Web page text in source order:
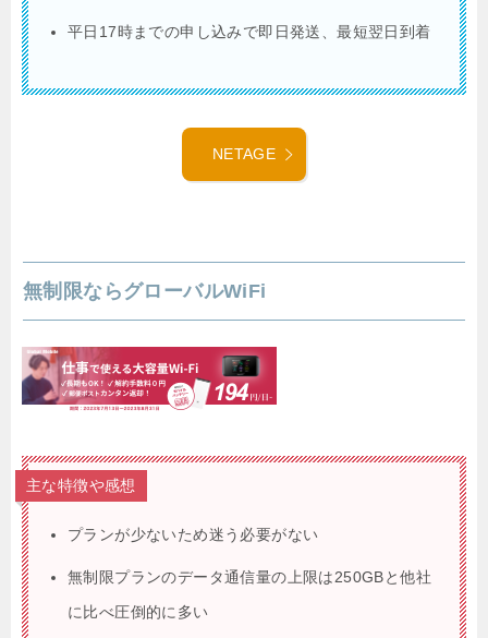
平日17時までの申し込みで即日発送、最短翌日到着
NETAGE
無制限ならグローバルWiFi
主な特徴や感想
プランが少ないため迷う必要がない
無制限プランのデータ通信量の上限は250GBと他社
に比べ圧倒的に多い